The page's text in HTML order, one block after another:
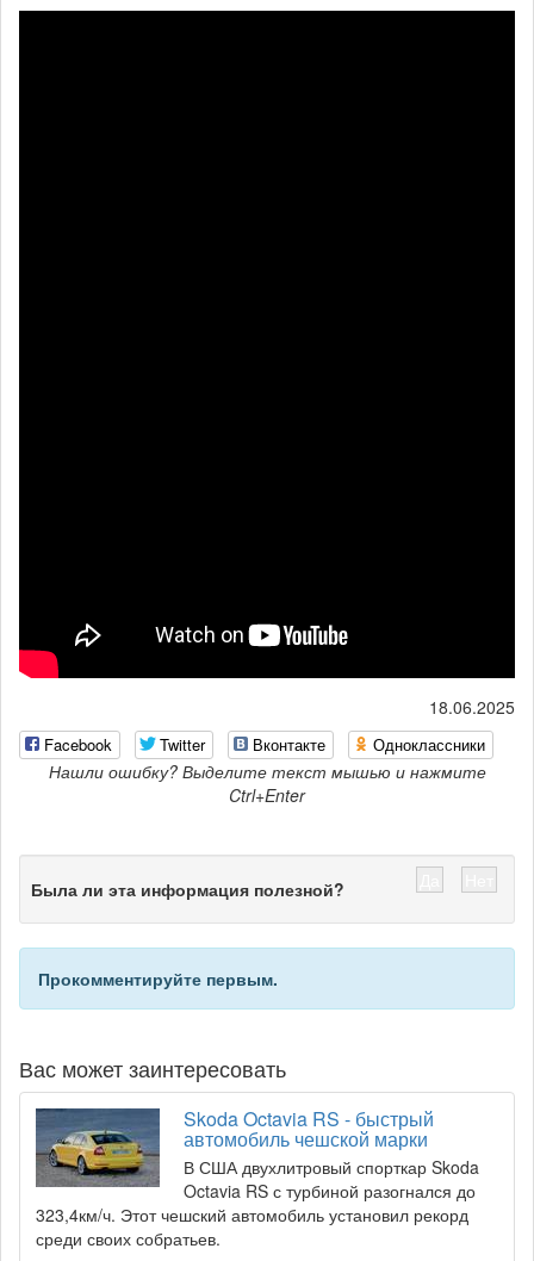
18.06.2025
Facebook Twitter Вконтакте Одноклассники
Нашли ошибку? Выделите текст мышью и нажмите
Ctrl+Enter
Была ли эта информация полезной?
Прокомментируйте первым.
Вас может заинтересовать
Skoda Octavia RS - быстрый
автомобиль чешской марки
В США двухлитровый спорткар Skoda
Octavia RS с турбиной разогнался до
323,4км/ч. Этот чешский автомобиль установил рекорд
среди своих собратьев.